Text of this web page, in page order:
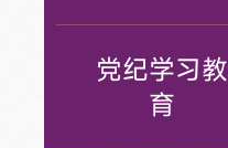
党纪学习教
育